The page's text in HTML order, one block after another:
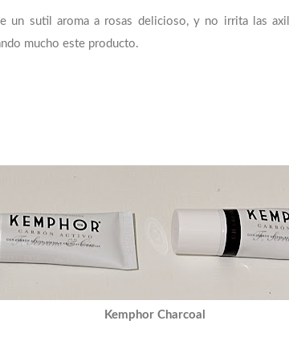
un sutil aroma a rosas delicioso, y no irrita las
mucho este producto.
Kemphor Charcoal